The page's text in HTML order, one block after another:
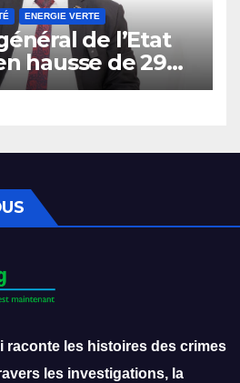
ENERGIE VERTE
de l’Etat
hausse de 29%
de
raconte les histoires des crimes
les investigations, la